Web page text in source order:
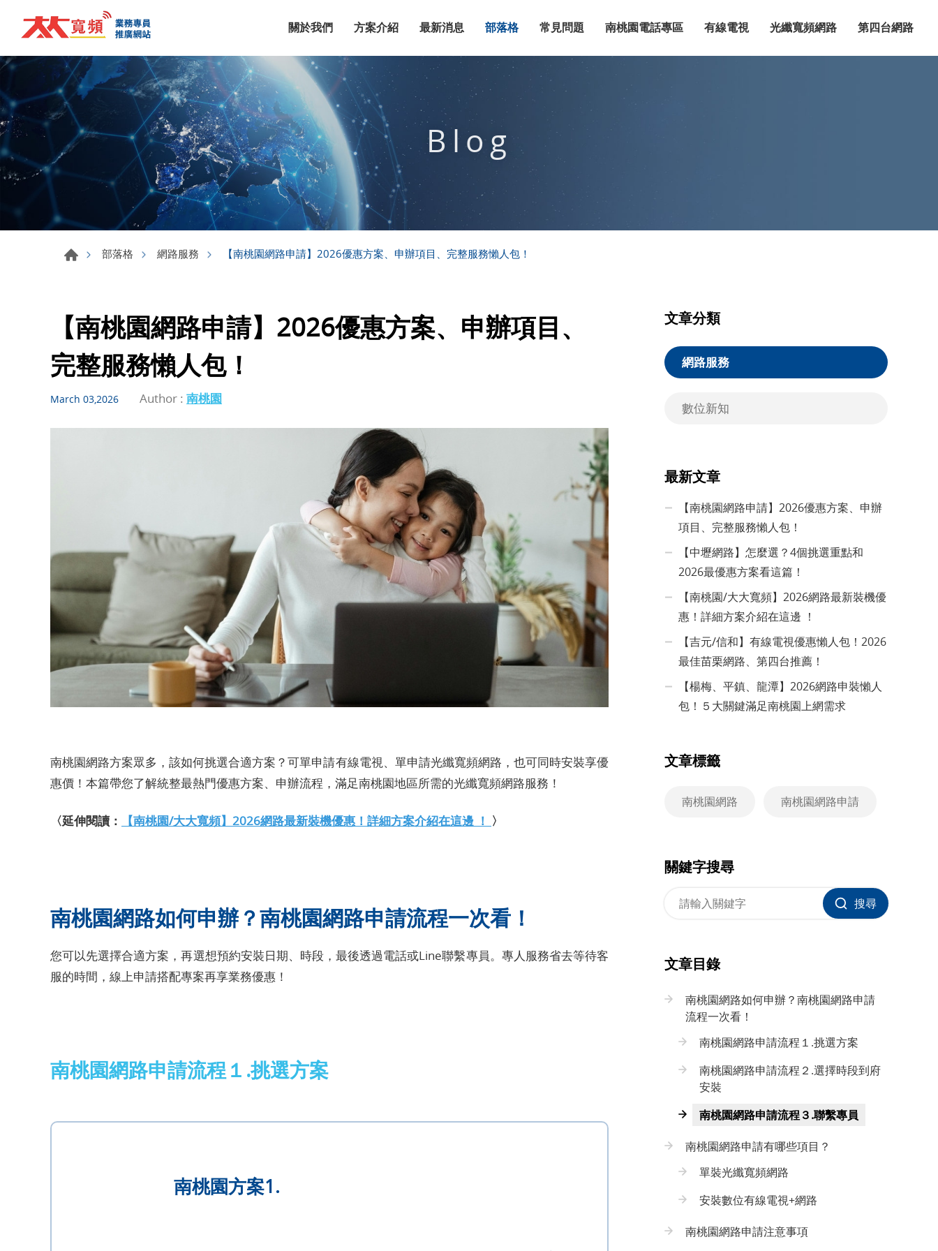
關於我們 方案介紹 最新消息 部落格 常見問題 南桃園電話專區 有線電視 光纖寬頻網路 第四台網路
Blog
部落格 網路服務 【南桃園網路申請】2026優惠方案、申辦項目、完整服務懶人包！
【南桃園網路申請】2026優惠方案、申辦項目、
完整服務懶人包！
March 03,2026 Author : 南桃園
南桃園網路方案眾多，該如何挑選合適方案？可單申請有線電視、單申請光纖寬頻網路，也可同時安裝享優
惠價！本篇帶您了解統整最熱門優惠方案、申辦流程，滿足南桃園地區所需的光纖寬頻網路服務！
〈延伸閱讀： 【南桃園/大大寬頻】2026網路最新裝機優惠！詳細方案介紹在這邊 ！ 〉
南桃園網路如何申辦？南桃園網路申請流程一次看！
您可以先選擇合適方案，再選想預約安裝日期、時段，最後透過電話或Line聯繫專員。專人服務省去等待客
服的時間，線上申請搭配專案再享業務優惠！
南桃園網路申請流程１.挑選方案
南桃園方案1.
文章分類
網路服務
數位新知
最新文章
【南桃園網路申請】2026優惠方案、申辦
項目、完整服務懶人包！
【中壢網路】怎麼選？4個挑選重點和
2026最優惠方案看這篇！
【南桃園/大大寬頻】2026網路最新裝機優
惠！詳細方案介紹在這邊 ！
【吉元/信和】有線電視優惠懶人包！2026
最佳苗栗網路、第四台推薦！
【楊梅、平鎮、龍潭】2026網路申裝懶人
包！５大關鍵滿足南桃園上網需求
文章標籤
南桃園網路 南桃園網路申請
關鍵字搜尋
搜尋
文章目錄
南桃園網路如何申辦？南桃園網路申請
流程一次看！
南桃園網路申請流程１.挑選方案
南桃園網路申請流程２.選擇時段到府
安裝
南桃園網路申請流程３.聯繫專員
南桃園網路申請有哪些項目？
單裝光纖寬頻網路
安裝數位有線電視+網路
南桃園網路申請注意事項